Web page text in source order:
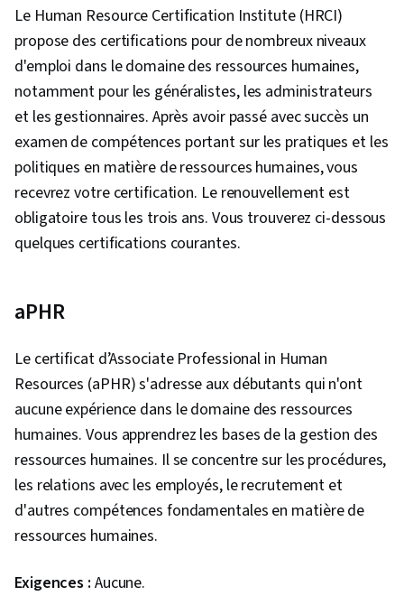
organisationnelle, Initiative et leadership,
Établissement de relations, Adaptabilité,
Gestion du personnel, Récit de l'histoire,
Notoriété de la marque, Compétences en
matière de motivation, Compétences en
matière de communication verbale,
Communication marketing, Favoriser
l'engagement, Expression orale, Mesure de la
performance, Communication stratégique
Le Human Resource Certification Institute (HRCI)
propose des certifications pour de nombreux niveaux
d'emploi dans le domaine des ressources humaines,
notamment pour les généralistes, les administrateurs
et les gestionnaires. Après avoir passé avec succès un
examen de compétences portant sur les pratiques et les
politiques en matière de ressources humaines, vous
recevrez votre certification. Le renouvellement est
obligatoire tous les trois ans. Vous trouverez ci-dessous
quelques certifications courantes.
aPHR
Le certificat d’Associate Professional in Human
Resources (aPHR) s'adresse aux débutants qui n'ont
aucune expérience dans le domaine des ressources
humaines. Vous apprendrez les bases de la gestion des
ressources humaines. Il se concentre sur les procédures,
les relations avec les employés, le recrutement et
d'autres compétences fondamentales en matière de
ressources humaines.
Exigences : Aucune.